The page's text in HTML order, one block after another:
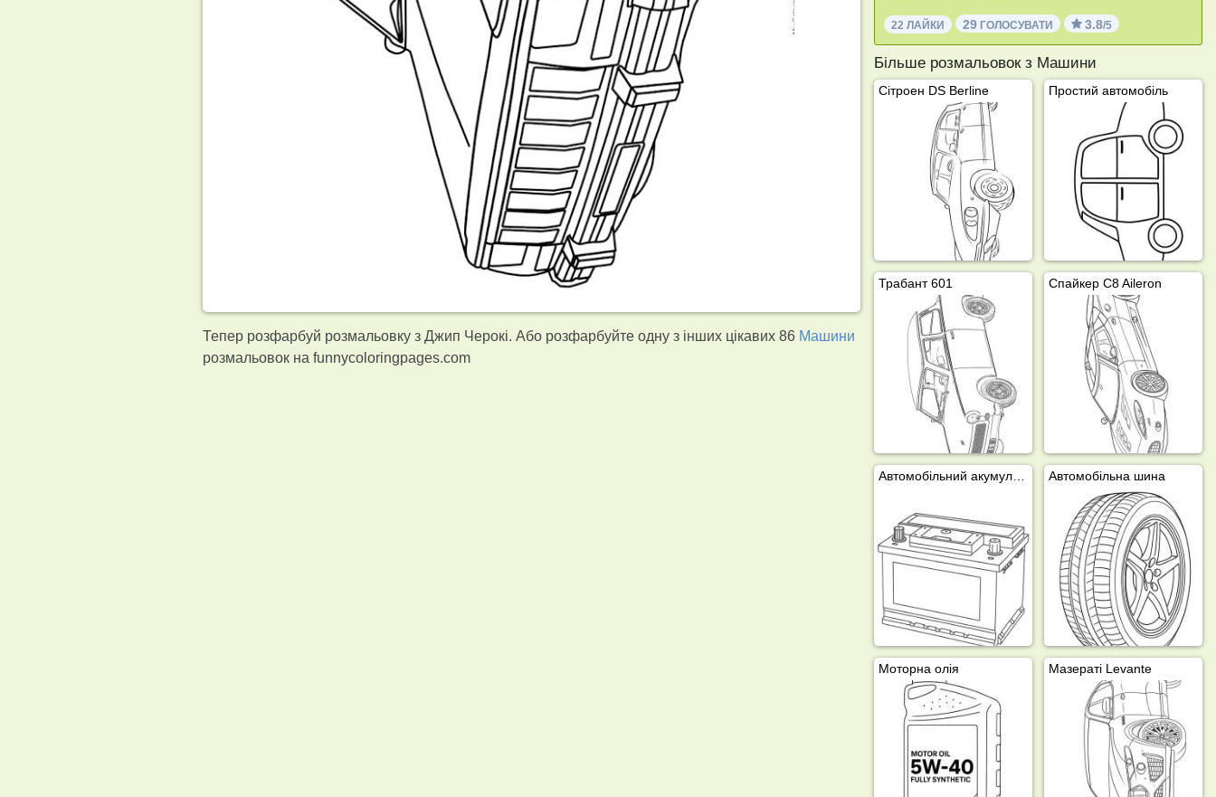
Тепер розфарбуй розмальовку з Джип Черокі. Або розфарбуйте одну з інших цікавих 86 Машини
розмальовок на funnycoloringpages.com
22 ЛАЙКИ 29ГОЛОСУВАТИ 3.8/5
Більше розмальовок з Машини
Сітроен DS Berline Простий автомобіль
Трабант 601 Спайкер C8 Aileron
Автомобільний акумулятор Автомобільна шина
Моторна олія Мазераті Levante